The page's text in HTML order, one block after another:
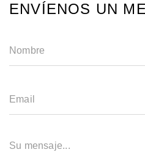
ENVÍENOS UN M E